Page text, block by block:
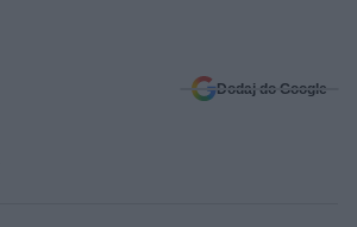
Dodaj do Google